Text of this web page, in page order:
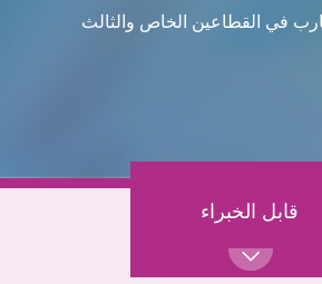
في القطاعين الخاص والثالث
قابل الخبراء